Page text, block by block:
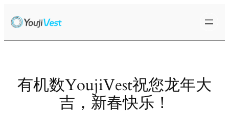
至
有机数YoujiVest祝您龙年大
吉，新春快乐！